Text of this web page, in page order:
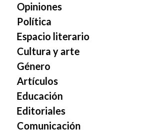
Opiniones
Política
Espacio literario
Cultura y arte
Género
Artículos
Educación
Editoriales
Comunicación